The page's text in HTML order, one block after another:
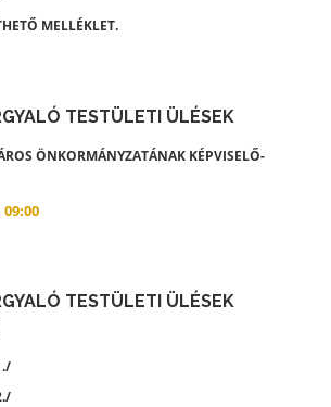
MELLÉKLET.
TESTÜLETI ÜLÉSEK
ÖNKORMÁNYZATÁNAK KÉPVISELŐ-
09:00
TESTÜLETI ÜLÉSEK